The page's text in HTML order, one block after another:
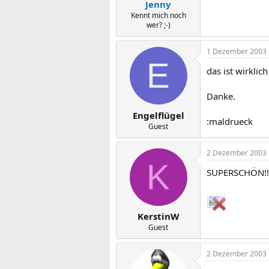
Jenny
Kennt mich noch
wer? ;-)
E
Engelflügel
Guest
1 Dezember 2003
das ist
Danke.
:maldrueck
K
KerstinW
Guest
2 Dezember 2003
2 Dezember 2003